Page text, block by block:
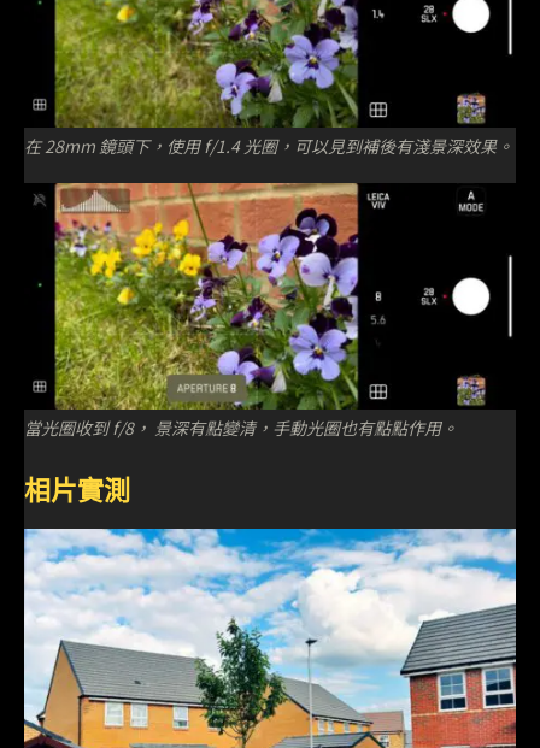
在 28mm 鏡頭下，使用 f/1.4 光圈，可以見到補後有淺景深效果。
當光圈收到 f/8， 景深有點變清，手動光圈也有點點作用。
相片實測